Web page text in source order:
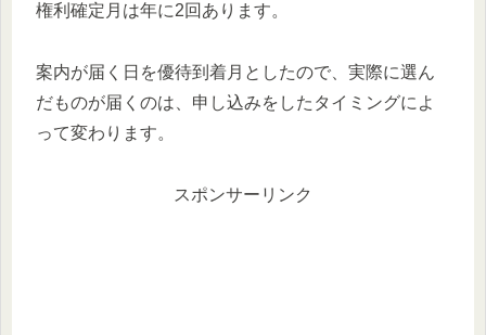
権利確定月は年に2回あります。
案内が届く日を優待到着月としたので、実際に選ん
だものが届くのは、申し込みをしたタイミングによ
って変わります。
スポンサーリンク